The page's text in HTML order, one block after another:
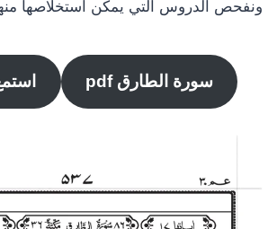
ونفحص الدروس التي يمكن استخلاصها
سورة الطارق pdf